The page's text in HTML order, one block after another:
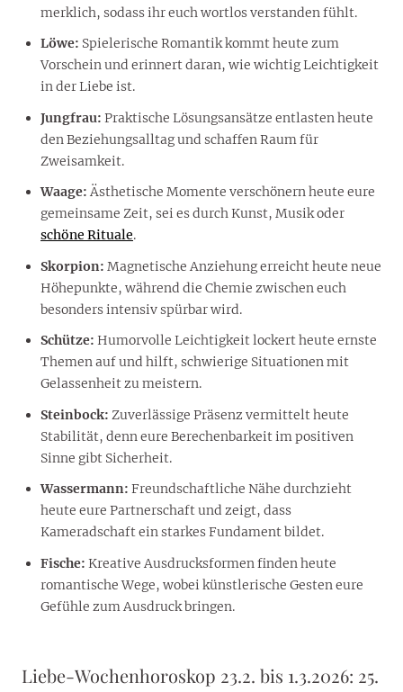
merklich, sodass ihr euch wortlos verstanden fühlt.
Löwe: Spielerische Romantik kommt heute zum
Vorschein und erinnert daran, wie wichtig Leichtigkeit
in der Liebe ist.
Jungfrau: Praktische Lösungsansätze entlasten heute
den Beziehungsalltag und schaffen Raum für
Zweisamkeit.
Waage: Ästhetische Momente verschönern heute eure
gemeinsame Zeit, sei es durch Kunst, Musik oder
schöne Rituale.
Skorpion: Magnetische Anziehung erreicht heute neue
Höhepunkte, während die Chemie zwischen euch
besonders intensiv spürbar wird.
Schütze: Humorvolle Leichtigkeit lockert heute ernste
Themen auf und hilft, schwierige Situationen mit
Gelassenheit zu meistern.
Steinbock: Zuverlässige Präsenz vermittelt heute
Stabilität, denn eure Berechenbarkeit im positiven
Sinne gibt Sicherheit.
Wassermann: Freundschaftliche Nähe durchzieht
heute eure Partnerschaft und zeigt, dass
Kameradschaft ein starkes Fundament bildet.
Fische: Kreative Ausdrucksformen finden heute
romantische Wege, wobei künstlerische Gesten eure
Gefühle zum Ausdruck bringen.
Liebe-Wochenhoroskop 23.2. bis 1.3.2026: 25.